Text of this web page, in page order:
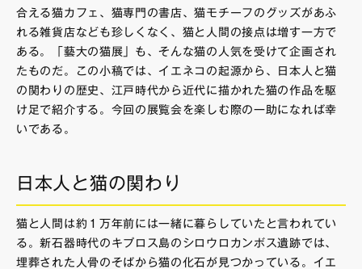
合える猫カフェ、猫専門の書店、猫モチーフのグッズがあふ
れる雑貨店なども珍しくなく、猫と人間の接点は増す一方で
ある。「藝大の猫展」も、そんな猫の人気を受けて企画され
たものだ。この小稿では、イエネコの起源から、日本人と猫
の関わりの歴史、江戸時代から近代に描かれた猫の作品を駆
け足で紹介する。今回の展覧会を楽しむ際の一助になれば幸
いである。
日本人と猫の関わり
猫と人間は約１万年前には一緒に暮らしていたと言われてい
る。新石器時代のキプロス島のシロウロカンボス遺跡では、
埋葬された人骨のそばから猫の化石が見つかっている。イエ